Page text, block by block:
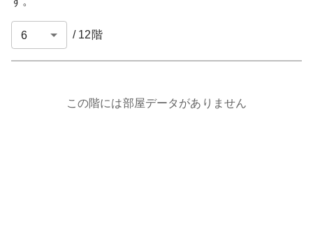
/ 12 階
この階には部屋データがありません